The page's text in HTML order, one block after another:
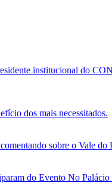
institucional do
dos mais necessitados.
sobre o Vale do
do Evento No